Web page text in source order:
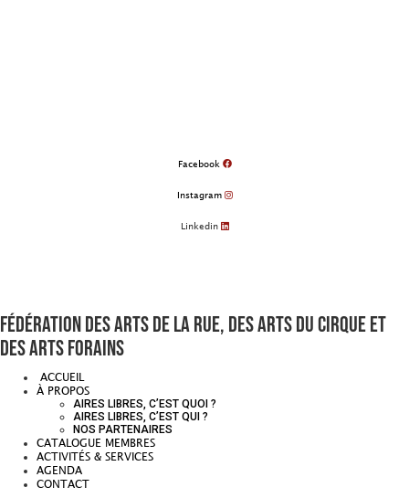
Facebook
Instagram
Linkedin
Fédération des arts de la rue, des arts du cirque et
des arts forains
ACCUEIL
À PROPOS
AIRES LIBRES, C’EST QUOI ?
AIRES LIBRES, C’EST QUI ?
NOS PARTENAIRES
CATALOGUE MEMBRES
ACTIVITÉS & SERVICES
AGENDA
CONTACT